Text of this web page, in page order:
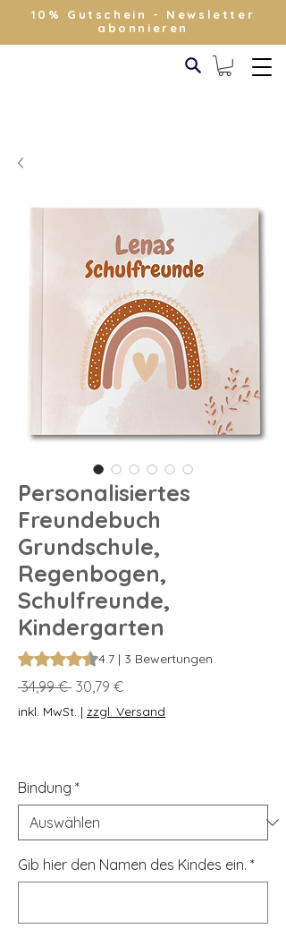
10% Gutschein - Newsletter
abonnieren
Personalisiertes
Freundebuch
Grundschule,
Regenbogen,
Schulfreunde,
Kindergarten
Das Rating beträgt 4.7 von fünf Sternen,
4.7 | 3 Bewertungen
34,99 € Standardpreis
30,79 €Sale-
Preis
inkl. MwSt. | zzgl. Versand
Bindung *
Gib hier den Namen des Kindes ein. *